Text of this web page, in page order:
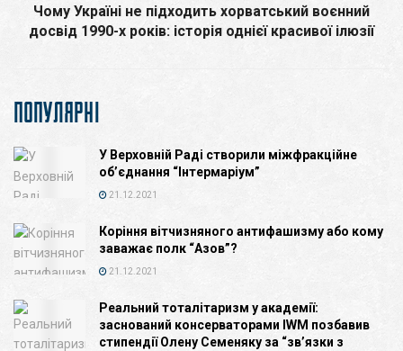
Чому Україні не підходить хорватський воєнний
досвід 1990-х років: історія однієї красивої ілюзії
ПОПУЛЯРНІ
У Верховній Раді створили міжфракційне
об’єднання “Інтермаріум”
21.12.2021
Коріння вітчизняного антифашизму або кому
заважає полк “Азов”?
21.12.2021
Реальний тоталітаризм у академії:
заснований консерваторами IWM позбавив
стипендії Олену Семеняку за “зв’язки з